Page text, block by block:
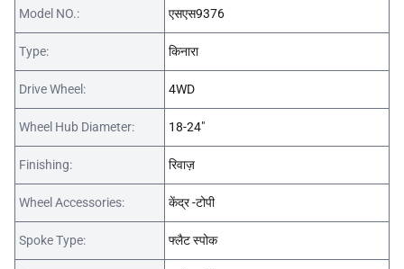
Model NO.: एसएस9376
Type: किनारा
Drive Wheel: 4WD
Wheel Hub Diameter: 18-24"
Finishing: रिवाज़
Wheel Accessories: केंद्र -टोपी
Spoke Type: फ्लैट स्पोक